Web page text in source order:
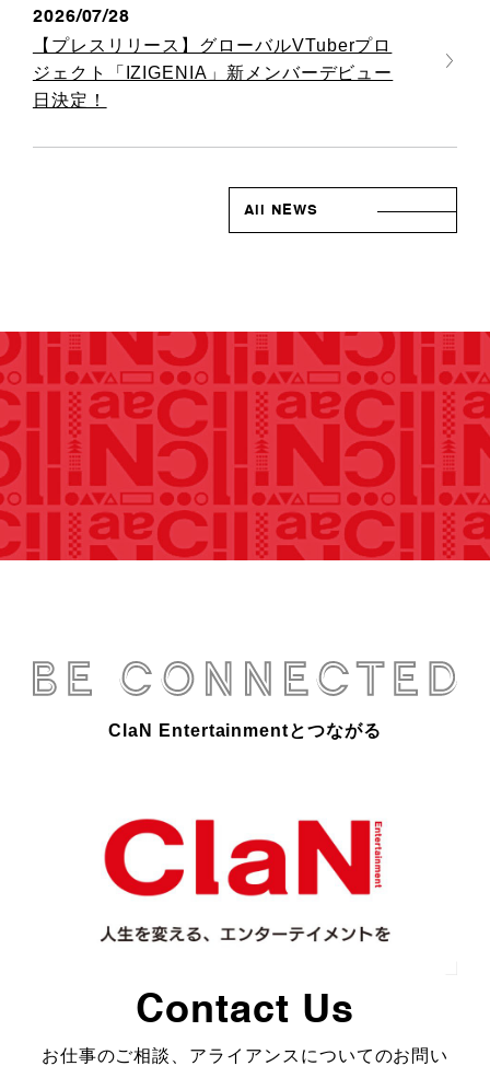
2026/07/28
【プレスリリース】グローバルVTuberプロ
ジェクト「IZIGENIA」新メンバーデビュー
日決定！
All NEWS
ClaN Entertainmentとつながる
Contact Us
お仕事のご相談、アライアンスについてのお問い